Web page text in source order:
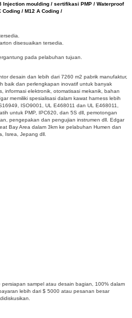
Injection moulding / sertifikasi PMP / Waterproof
Coding / M12 A Coding /
disesuaikan tersedia.
pada pelabuhan tujuan.
desain dan lebih dari 7260 m2 pabrik manufaktur,
baik dan perlengkapan inovatif untuk banyak
informasi elektronik, otomatisasi mekanik, bahan
memiliki spesialisasi dalam kawat harness lebih
ISO9001, UL E468011 dan UL E468011,
untuk PMP, IPC620, dan 5S dll, pemotongan
pengepakan dan pengujian instrumen dll. Edgar
Bay Area dalam 3km ke pelabuhan Humen dan
Isrea, Jepang dll.
sampel atau desain bagian, 100% dalam
lebih dari $ 5000 atau pesanan besar